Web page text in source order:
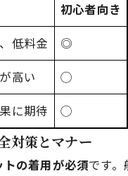
初心者向き
低料金
◎
高い
◯
に期待 ◯
対策とマナー
の着用が必須です